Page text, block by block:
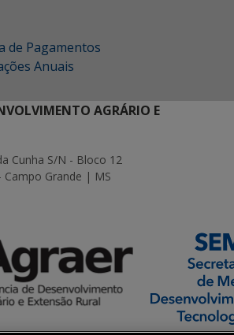
de Pagamentos
Anuais
AGRÁRIO E
Cunha S/N - Bloco 12
Campo Grande | MS